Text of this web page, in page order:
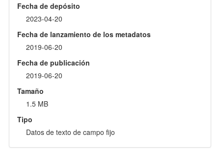
Fecha de depósito
2023-04-20
Fecha de lanzamiento de los metadatos
2019-06-20
Fecha de publicación
2019-06-20
Tamaño
1.5 MB
Tipo
Datos de texto de campo fijo